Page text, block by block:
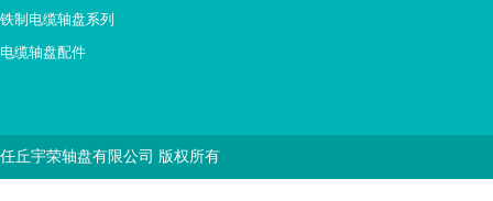
铁制电缆轴盘系列
电缆轴盘配件
任丘宇荣轴盘有限公司 版权所有